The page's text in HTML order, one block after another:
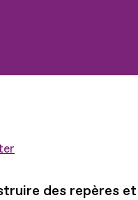
des repères